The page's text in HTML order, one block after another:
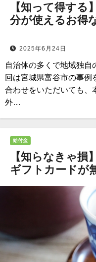
【知って得する
分が使えるお得
2025年6月24日
自治体の多くで地域独自
回は宮城県富谷市の事例
合わせをいただいても、
外…
給付金
【知らなきゃ
ギフトカードが